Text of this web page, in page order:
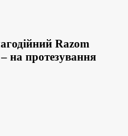
Razom
на протезування